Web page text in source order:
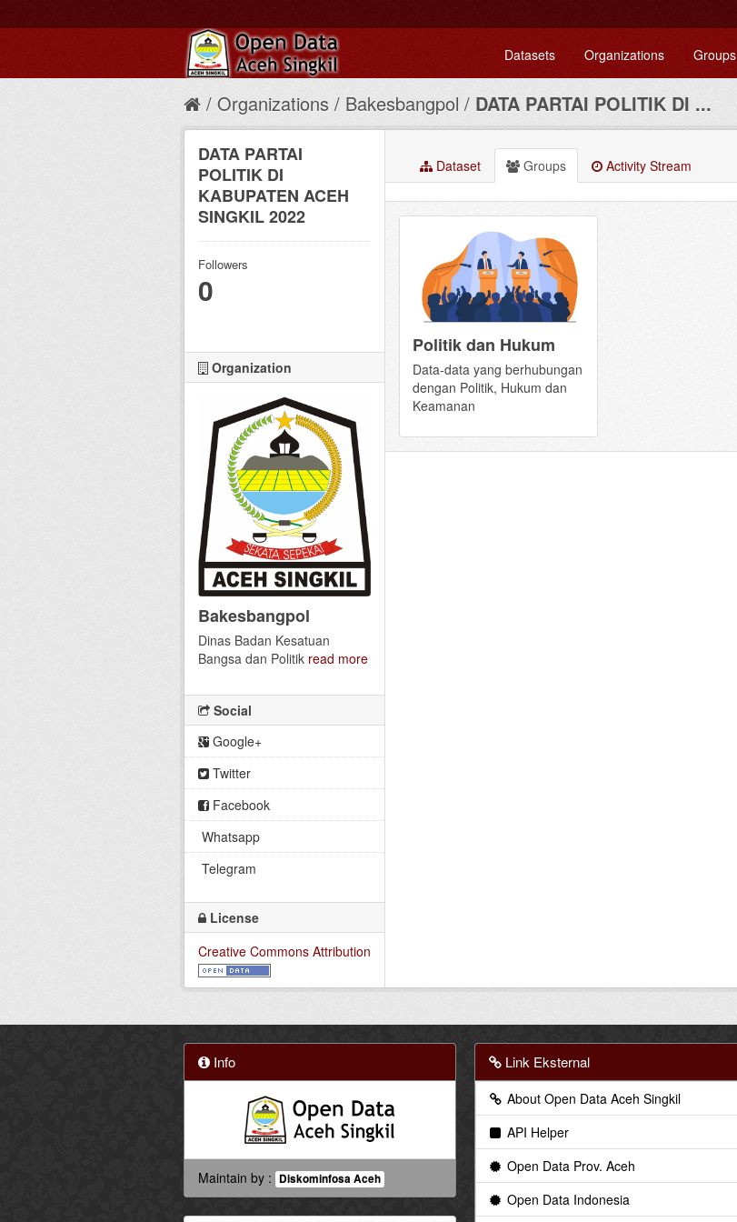
Datasets Organizations Groups
Organizations Bakesbangpol DATA PARTAI POLITIK DI ...
Dataset Groups Activity Stream
Politik dan Hukum
Data-data yang berhubungan
dengan Politik, Hukum dan
Keamanan
DATA PARTAI
POLITIK DI
KABUPATEN ACEH
SINGKIL 2022
Followers
0
Organization
Bakesbangpol
Dinas Badan Kesatuan
Bangsa dan Politik read more
Social
Google+
Twitter
Facebook
Whatsapp
Telegram
License
Creative Commons Attribution
Info
Maintain by : Diskominfosa Aceh
Link Eksternal
About Open Data Aceh Singkil
API Helper
Open Data Prov. Aceh
Open Data Indonesia